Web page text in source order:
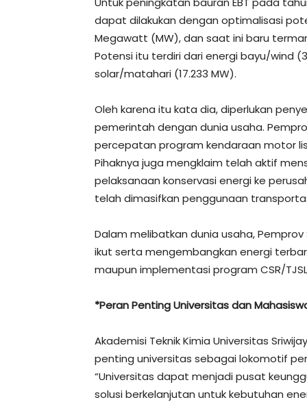
dapat dilakukan dengan optimalisasi
Megawatt (MW), dan saat ini baru
Potensi itu terdiri dari energi bayu/wind
solar/matahari (17.233 MW).
Oleh karena itu kata dia, diperlukan
pemerintah dengan dunia usaha.
percepatan program kendaraan motor
Pihaknya juga mengklaim telah aktif
pelaksanaan konservasi energi ke
telah dimasifkan penggunaan
Dalam melibatkan dunia usaha,
ikut serta mengembangkan energi
maupun implementasi program CSR/
*Peran Penting Universitas dan
Akademisi Teknik Kimia Universitas
penting universitas sebagai lokomotif
“Universitas dapat menjadi pusat
solusi berkelanjutan untuk kebutuhan